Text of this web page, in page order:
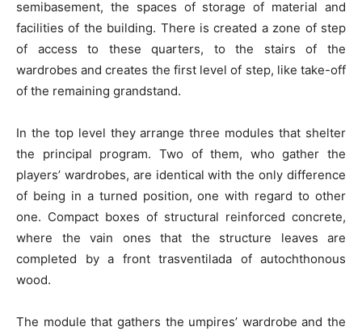
semibasement, the spaces of storage of material and
facilities of the building. There is created a zone of step
of access to these quarters, to the stairs of the
wardrobes and creates the first level of step, like take-off
of the remaining grandstand.
In the top level they arrange three modules that shelter
the principal program. Two of them, who gather the
players’ wardrobes, are identical with the only difference
of being in a turned position, one with regard to other
one. Compact boxes of structural reinforced concrete,
where the vain ones that the structure leaves are
completed by a front trasventilada of autochthonous
wood.
The module that gathers the umpires’ wardrobe and the